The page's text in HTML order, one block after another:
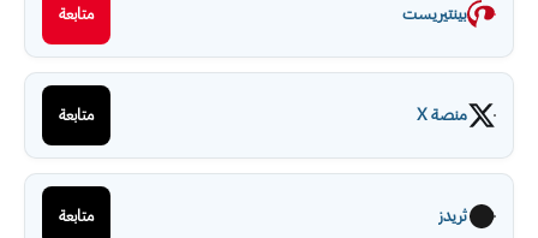
بينتيريست متابعة
منصة X متابعة
ثريدز متابعة